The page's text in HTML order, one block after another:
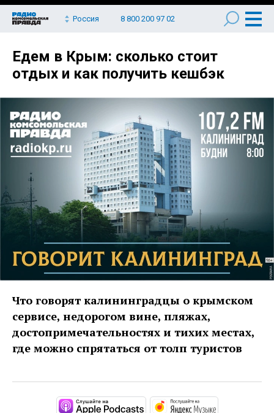
Россия 8 800 200 97 02
Едем в Крым: сколько стоит
отдых и как получить кешбэк
Что говорят калининградцы о крымском
сервисе, недорогом вине, пляжах,
достопримечательностях и тихих местах,
где можно спрятаться от толп туристов
https://podcasts.apple.com/
https://